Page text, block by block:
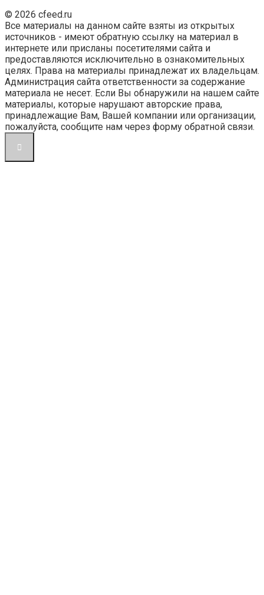
© 2026 cfeed.ru
Все материалы на данном сайте взяты из открытых
источников - имеют обратную ссылку на материал в
интернете или присланы посетителями сайта и
предоставляются исключительно в ознакомительных
целях. Права на материалы принадлежат их владельцам.
Администрация сайта ответственности за содержание
материала не несет. Если Вы обнаружили на нашем сайте
материалы, которые нарушают авторские права,
принадлежащие Вам, Вашей компании или организации,
пожалуйста, сообщите нам через форму обратной связи.